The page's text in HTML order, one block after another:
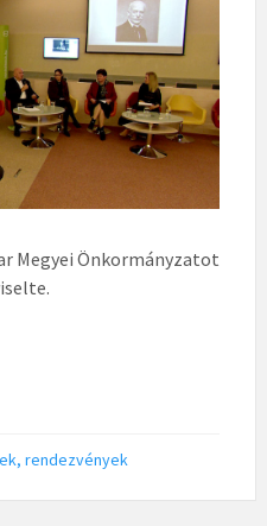
Megyei Önkormányzatot
rendezvények